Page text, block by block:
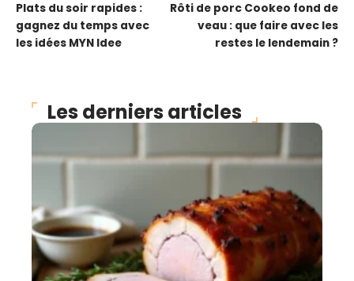
Plats du soir rapides :
gagnez du temps avec
les idées MYN Idee
Rôti de porc Cookeo fond de
veau : que faire avec les
restes le lendemain ?
Les derniers articles